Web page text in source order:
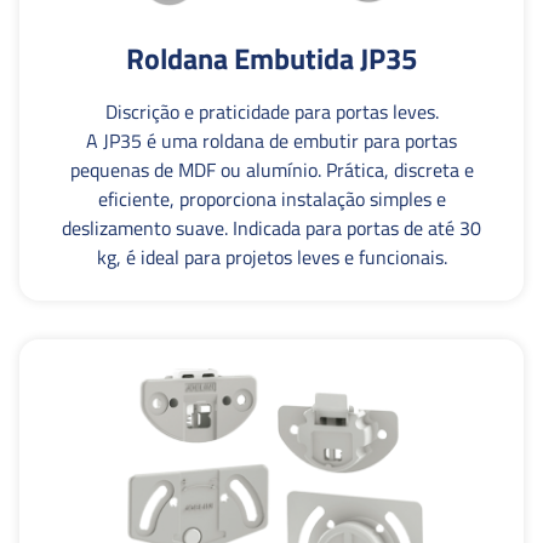
Roldana Embutida JP35
Discrição e praticidade para portas leves.
A JP35 é uma roldana de embutir para portas
pequenas de MDF ou alumínio. Prática, discreta e
eficiente, proporciona instalação simples e
deslizamento suave. Indicada para portas de até 30
kg, é ideal para projetos leves e funcionais.